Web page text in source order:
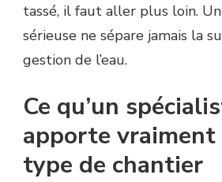
tassé, il faut aller plus loin.
sérieuse ne sépare jamais la
gestion de l’eau.
Ce qu’un
apporte vraiment
type de chantier